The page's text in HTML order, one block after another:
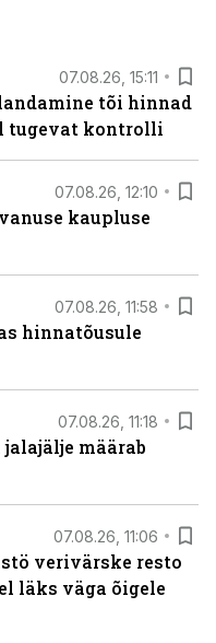
07.08.26, 15:11
tõi hinnad
tugevat kontrolli
07.08.26, 12:10
kaupluse
07.08.26, 11:58
hinnatõusule
07.08.26, 11:18
määrab
07.08.26, 11:06
verivärske resto
läks väga õigele